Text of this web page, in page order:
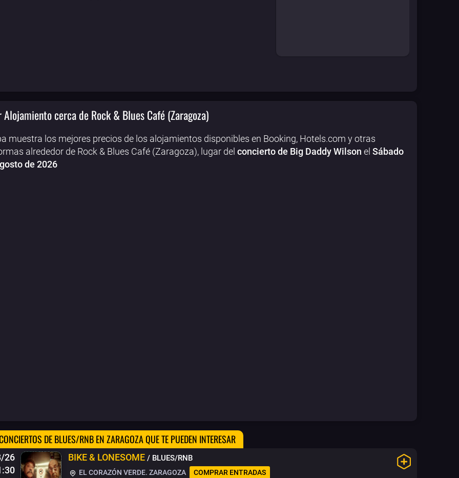
Alojamiento cerca de Rock & Blues Café (Zaragoza)
muestra los mejores precios de los alojamientos disponibles en Booking, Hotels.com y otras
alrededor de Rock & Blues Café (Zaragoza), lugar del concierto de Big Daddy Wilson el Sábado
de 2026
DE BLUES/RNB EN ZARAGOZA QUE TE PUEDEN INTERESAR
26
BIKE & LONESOME / BLUES/RNB
EL CORAZÓN VERDE. ZARAGOZA COMPRAR ENTRADAS